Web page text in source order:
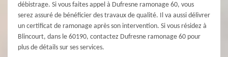
débistrage. Si vous faites appel à Dufresne ramonage 60, vous
serez assuré de bénéficier des travaux de qualité. Il va aussi délivrer
un certificat de ramonage après son intervention. Si vous résidez à
Blincourt, dans le 60190, contactez Dufresne ramonage 60 pour
plus de détails sur ses services.